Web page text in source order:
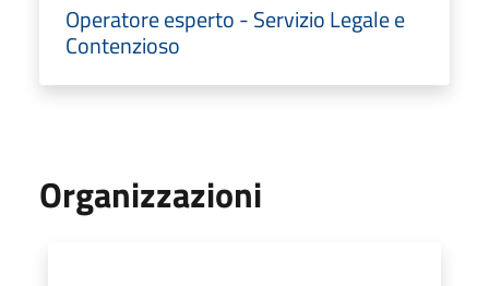
Operatore esperto - Servizio Legale e
Contenzioso
Organizzazioni